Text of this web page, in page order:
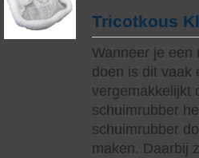
Tricotkous
Wanneer je een
doen is dit vaak
vergemakkelijkt
schuimrubber
schuimrubber
maken. Daarbij